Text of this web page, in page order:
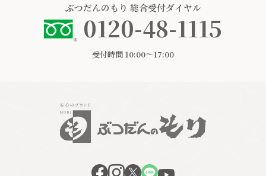
ぶつだんのもり 総合受付ダイヤル
0120-48-1115
受付時間 10:00〜17:00